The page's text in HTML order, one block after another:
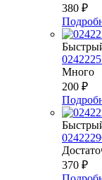
380 ₽
Много
200 ₽
370 ₽